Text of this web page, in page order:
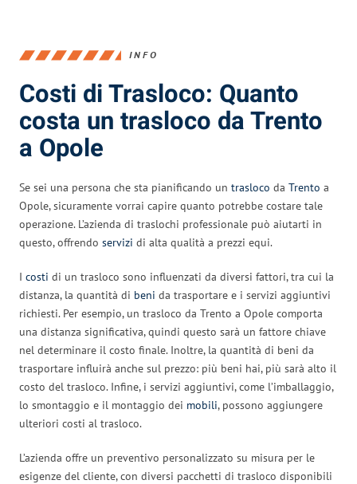
INFO
Costi di Trasloco: Quanto
costa un trasloco da Trento
a Opole
Se sei una persona che sta pianificando un trasloco da Trento a
Opole, sicuramente vorrai capire quanto potrebbe costare tale
operazione. L’azienda di traslochi professionale può aiutarti in
questo, offrendo servizi di alta qualità a prezzi equi.
I costi di un trasloco sono influenzati da diversi fattori, tra cui la
distanza, la quantità di beni da trasportare e i servizi aggiuntivi
richiesti. Per esempio, un trasloco da Trento a Opole comporta
una distanza significativa, quindi questo sarà un fattore chiave
nel determinare il costo finale. Inoltre, la quantità di beni da
trasportare influirà anche sul prezzo: più beni hai, più sarà alto il
costo del trasloco. Infine, i servizi aggiuntivi, come l’imballaggio,
lo smontaggio e il montaggio dei mobili, possono aggiungere
ulteriori costi al trasloco.
L’azienda offre un preventivo personalizzato su misura per le
esigenze del cliente, con diversi pacchetti di trasloco disponibili